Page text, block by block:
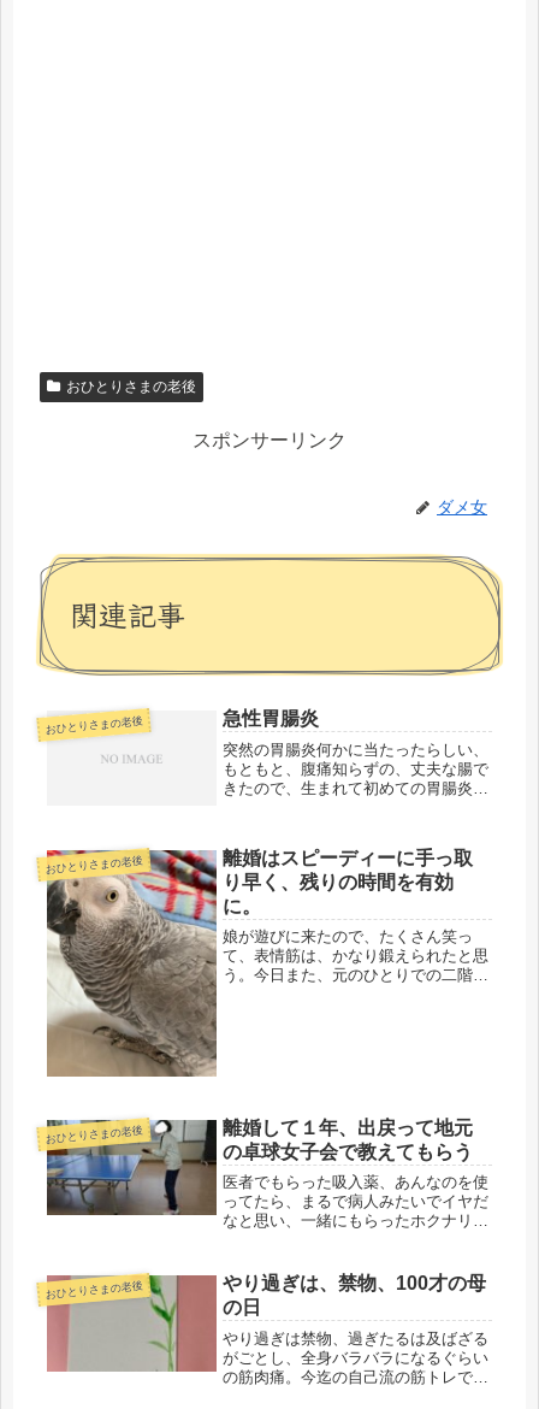
おひとりさまの老後
スポンサーリンク
ダメ女
関連記事
おひとりさまの老後 急性胃腸炎
突然の胃腸炎何かに当たったらしい、
もともと、腹痛知らずの、丈夫な腸で
きたので、生まれて初めての胃腸炎参
噴水のように、嘔吐し、止まらない、
頼みの綱の娘は夜勤、そのうち、孫ま
で...
おひとりさまの老後
離婚はスピーディーに手っ取
り早く、残りの時間を有効
に。
娘が遊びに来たので、たくさん笑っ
て、表情筋は、かなり鍛えられたと思
う。今日また、元のひとりでの二階生
おひとりさまの老後
離婚して１年、出戻って地元
の卓球女子会で教えてもらう
医者でもらった吸入薬、あんなのを使
ってたら、まるで病人みたいでイヤだ
なと思い、一緒にもらったホクナリン
したので、体力回復。今日は寒い雨の
一日だったけど、早朝から、洗濯完
了、...
おひとりさまの老後
やり過ぎは、禁物、100才の母
の日
やり過ぎは禁物、過ぎたるは及ばざる
がごとし、全身バラバラになるぐらい
の筋肉痛。今迄の自己流の筋トレでは